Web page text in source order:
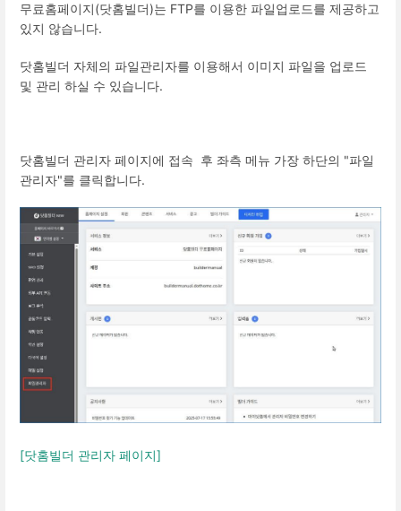
무료홈페이지(닷홈빌더)는 FTP를 이용한 파일업로드를 제공하고
있지 않습니다.
닷홈빌더 자체의 파일관리자를 이용해서 이미지 파일을 업로드
및 관리 하실 수 있습니다.
닷홈빌더 관리자 페이지에 접속 후 좌측 메뉴 가장 하단의 "파일
관리자"를 클릭합니다.
[닷홈빌더 관리자 페이지]